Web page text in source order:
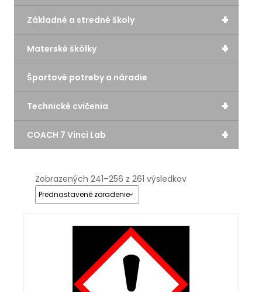
+
Základné a stredné školy
+
Materské škôlky
Športové potreby a náradie
+
Technické cvičenia
+
COACH 7 Vinci Lab
Zobrazených 241–256 z 261 výsledkov